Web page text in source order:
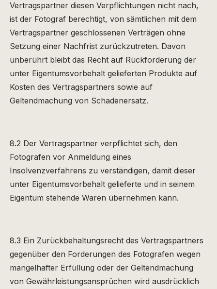
Vertragspartner diesen Verpflichtungen nicht nach,
ist der Fotograf berechtigt, von sämtlichen mit dem
Vertragspartner geschlossenen Verträgen ohne
Setzung einer Nachfrist zurückzutreten. Davon
unberührt bleibt das Recht auf Rückforderung der
unter Eigentumsvorbehalt gelieferten Produkte auf
Kosten des Vertragspartners sowie auf
Geltendmachung von Schadenersatz.
8.2 Der Vertragspartner verpflichtet sich, den
Fotografen vor Anmeldung eines
Insolvenzverfahrens zu verständigen, damit dieser
unter Eigentumsvorbehalt gelieferte und in seinem
Eigentum stehende Waren übernehmen kann.
8.3 Ein Zurückbehaltungsrecht des Vertragspartners
gegenüber den Forderungen des Fotografen wegen
mangelhafter Erfüllung oder der Geltendmachung
von Gewährleistungsansprüchen wird ausdrücklich